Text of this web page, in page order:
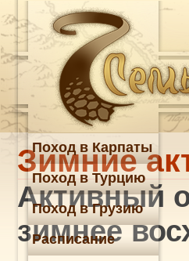
Зимние
Активный
зимнее
Поход в Карпаты
Поход в Турцию
Поход в Грузию
Расписание